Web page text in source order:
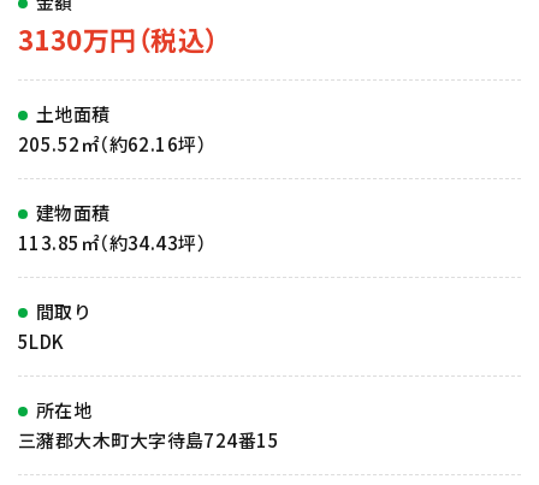
3130万円（税込）
土地面積
205.52㎡（約62.16坪）
建物面積
113.85㎡（約34.43坪）
間取り
5LDK
所在地
三瀦郡大木町大字待島724番15